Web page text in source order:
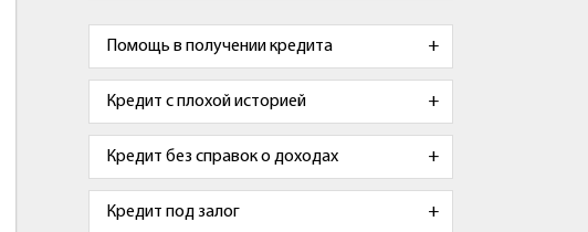
Помощь в получении кредита
Кредит с плохой историей
Кредит без справок о доходах
Кредит под залог